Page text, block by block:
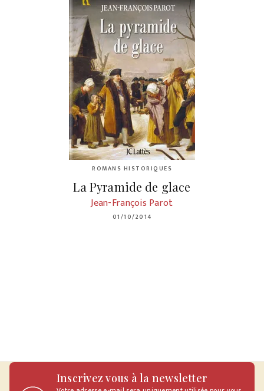
ROMANS HISTORIQUES
La Pyramide de glace
Jean-François Parot
01/10/2014
Inscrivez vous à la newsletter